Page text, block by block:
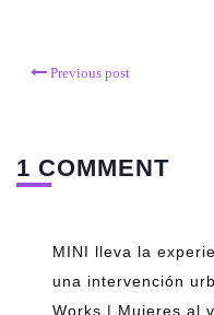
Previous post
1 COMMENT
MINI lleva la
una intervención
Works | Mujeres al